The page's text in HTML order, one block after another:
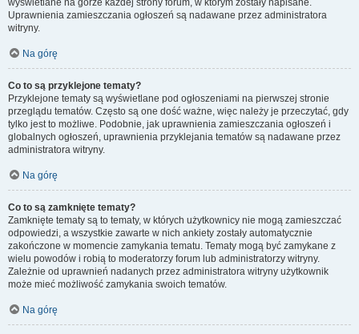
wyświetlane na górze każdej strony forum, w którym zostały napisane.
Uprawnienia zamieszczania ogłoszeń są nadawane przez administratora
witryny.
Na górę
Co to są przyklejone tematy?
Przyklejone tematy są wyświetlane pod ogłoszeniami na pierwszej stronie
przeglądu tematów. Często są one dość ważne, więc należy je przeczytać, gdy
tylko jest to możliwe. Podobnie, jak uprawnienia zamieszczania ogłoszeń i
globalnych ogłoszeń, uprawnienia przyklejania tematów są nadawane przez
administratora witryny.
Na górę
Co to są zamknięte tematy?
Zamknięte tematy są to tematy, w których użytkownicy nie mogą zamieszczać
odpowiedzi, a wszystkie zawarte w nich ankiety zostały automatycznie
zakończone w momencie zamykania tematu. Tematy mogą być zamykane z
wielu powodów i robią to moderatorzy forum lub administratorzy witryny.
Zależnie od uprawnień nadanych przez administratora witryny użytkownik
może mieć możliwość zamykania swoich tematów.
Na górę